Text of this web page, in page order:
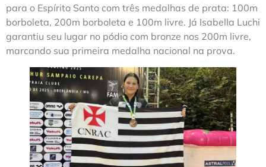
para o Espírito Santo com três medalhas de prata: 100m
borboleta, 200m borboleta e 100m livre. Já Isabella Luchi
garantiu seu lugar no pódio com bronze nos 200m livre,
marcando sua primeira medalha nacional na prova.